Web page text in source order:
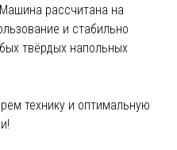
рассчитана на
и стабильно
твёрдых напольных
технику и оптимальную